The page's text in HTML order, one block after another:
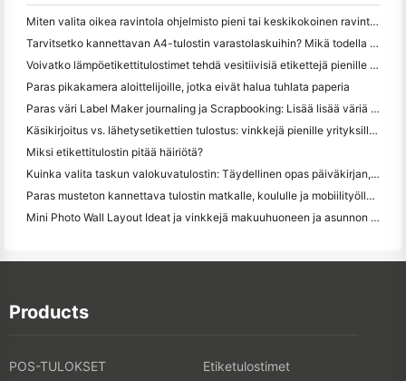
Miten valita oikea ravintola ohjelmisto pieni tai keskikokoinen ravintola
Tarvitsetko kannettavan A4-tulostin varastolaskuihin? Mikä todella toimii
Voivatko lämpöetikettitulostimet tehdä vesitiivisiä etikettejä pienille yritystuotteille?
Paras pikakamera aloittelijoille, jotka eivät halua tuhlata paperia
Paras väri Label Maker journaling ja Scrapbooking: Lisää lisää väriä jokaiselle sivulle
Käsikirjoitus vs. lähetysetikettien tulostus: vinkkejä pienille yrityksille vuonna 2026
Miksi etikettitulostin pitää häiriötä?
Kuinka valita taskun valokuvatulostin: Täydellinen opas päiväkirjan, matkan ja iPhone-käyttäjille
Paras musteton kannettava tulostin matkalle, koululle ja mobiilityölle: Hanin MT620 Pro Review
Mini Photo Wall Layout Ideat ja vinkkejä makuuhuoneen ja asunnon koristelu
Products
POS-TULOKSET
Etiketulostimet